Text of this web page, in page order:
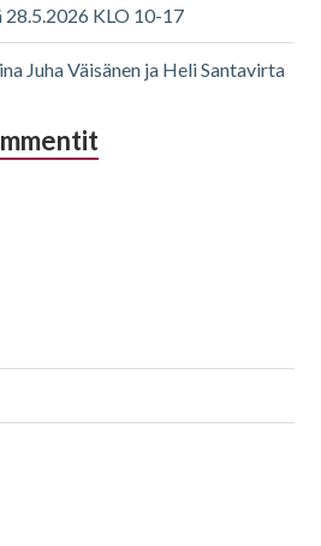
KLO 10-17
Juha Väisänen ja Heli Santavirta